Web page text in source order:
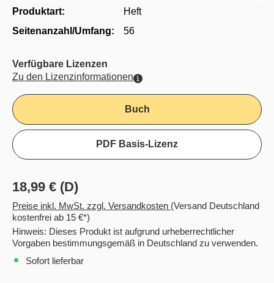
Produktart:
Heft
Seitenanzahl/Umfang:
56
Verfügbare Lizenzen
Zu den Lizenzinformationen
Buch
PDF Basis-Lizenz
18,99 € (D)
Preise inkl. MwSt. zzgl. Versandkosten (Versand Deutschland
kostenfrei ab 15 €*)
Hinweis: Dieses Produkt ist aufgrund urheberrechtlicher
Vorgaben bestimmungsgemäß in Deutschland zu verwenden.
Sofort lieferbar